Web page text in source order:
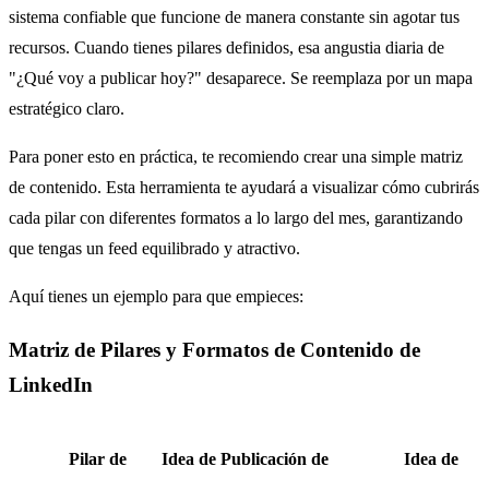
sistema confiable que funcione de manera constante sin agotar tus
recursos. Cuando tienes pilares definidos, esa angustia diaria de
"¿Qué voy a publicar hoy?" desaparece. Se reemplaza por un mapa
estratégico claro.
Para poner esto en práctica, te recomiendo crear una simple matriz
de contenido. Esta herramienta te ayudará a visualizar cómo cubrirás
cada pilar con diferentes formatos a lo largo del mes, garantizando
que tengas un feed equilibrado y atractivo.
Aquí tienes un ejemplo para que empieces:
Matriz de Pilares y Formatos de Contenido de
LinkedIn
Pilar de
Idea de Publicación de
Idea de